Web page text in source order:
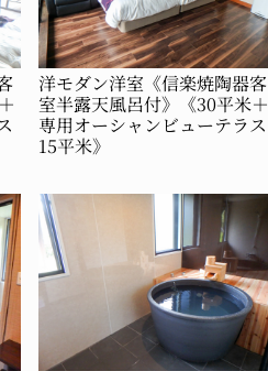
洋モダン洋室《信楽焼陶器客
室半露天風呂付》《30平米＋
専用オーシャンビューテラス
15平米》